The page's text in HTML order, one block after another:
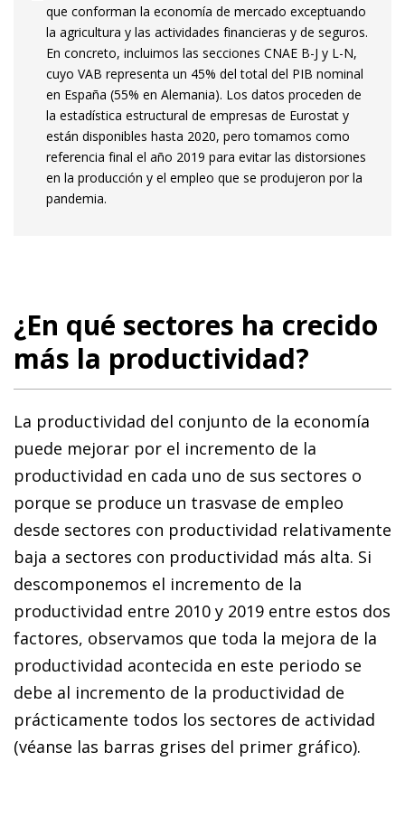
que conforman la economía de mercado exceptuando
la agricultura y las actividades financieras y de seguros.
En concreto, incluimos las secciones CNAE B-J y L-N,
cuyo VAB representa un 45% del total del PIB nominal
en España (55% en Alemania). Los datos proceden de
la estadística estructural de empresas de Eurostat y
están disponibles hasta 2020, pero tomamos como
referencia final el año 2019 para evitar las distorsiones
en la producción y el empleo que se produjeron por la
pandemia.
¿En qué sectores ha crecido
más la productividad?
La productividad del conjunto de la economía
puede mejorar por el incremento de la
productividad en cada uno de sus sectores o
porque se produce un trasvase de empleo
desde sectores con productividad relativamente
baja a sectores con productividad más alta. Si
descomponemos el incremento de la
productividad entre 2010 y 2019 entre estos dos
factores, observamos que toda la mejora de la
productividad acontecida en este periodo se
debe al incremento de la productividad de
prácticamente todos los sectores de actividad
(véanse las barras grises del primer gráfico).